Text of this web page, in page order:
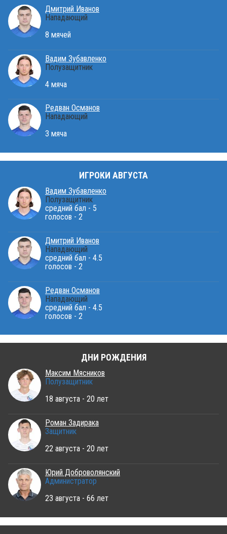
Дмитрий Иванов
Нападающий
8 мячей
Вадим Зубавленко
Полузащитник
4 мяча
Редван Османов
Нападающий
3 мяча
ИГРОКИ АВГУСТА
Вадим Зубавленко
Полузащитник
средний бал - 5
голосов - 2
Дмитрий Иванов
Нападающий
средний бал - 4.5
голосов - 2
Редван Османов
Нападающий
средний бал - 4.5
голосов - 2
ДНИ РОЖДЕНИЯ
Максим Мясников
Полузащитник
18 августа - 20 лет
Роман Задирака
Защитник
22 августа - 20 лет
Юрий Доброволянский
Администратор
23 августа - 66 лет